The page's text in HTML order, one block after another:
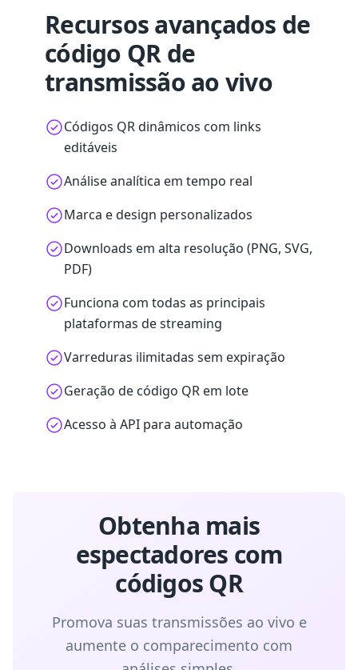
Recursos avançados de
código QR de
transmissão ao vivo
Códigos QR dinâmicos com links
editáveis
Análise analítica em tempo real
Marca e design personalizados
Downloads em alta resolução (PNG, SVG,
PDF)
Funciona com todas as principais
plataformas de streaming
Varreduras ilimitadas sem expiração
Geração de código QR em lote
Acesso à API para automação
Obtenha mais
espectadores com
códigos QR
Promova suas transmissões ao vivo e
aumente o comparecimento com